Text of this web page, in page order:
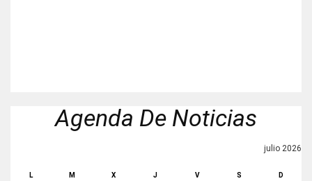
Agenda De Noticias
julio 2026
L M X J V S D